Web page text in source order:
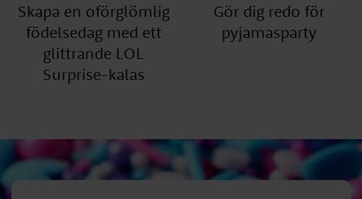
Skapa en oförglömlig
födelsedag med ett
glittrande LOL
Surprise-kalas
Gör dig redo för
pyjamasparty